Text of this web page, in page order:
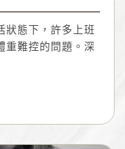
狀態下，許多上班
重難控的問題。深